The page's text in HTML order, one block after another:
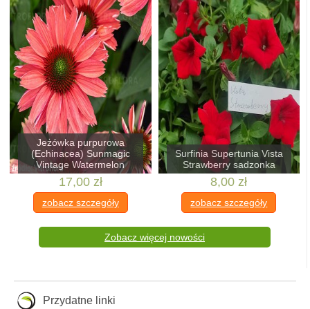
Jeżówka purpurowa
(Echinacea) Sunmagic
Vintage Watermelon
17,00 zł
zobacz szczegóły
Surfinia Supertunia Vista
Strawberry sadzonka
8,00 zł
zobacz szczegóły
Zobacz więcej nowości
Przydatne linki